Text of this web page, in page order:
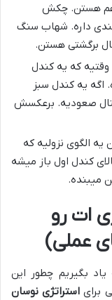
هم هستن. چکش
داره. شهاب سنگ
برگشتی هستن.
وقتیه که یه کندل
اگه یه کندل سبز
صعودیه. برعکسش
یه الگوی نزولیه که
کندل اول باز میشه
میبنده.
ات رو
عملی)
یاد بگیریم چطور این
برای استراتژی نوسان